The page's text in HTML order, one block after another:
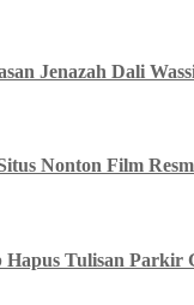
Jenazah Dali
Nonton Film
Hapus Tulisan Parkir